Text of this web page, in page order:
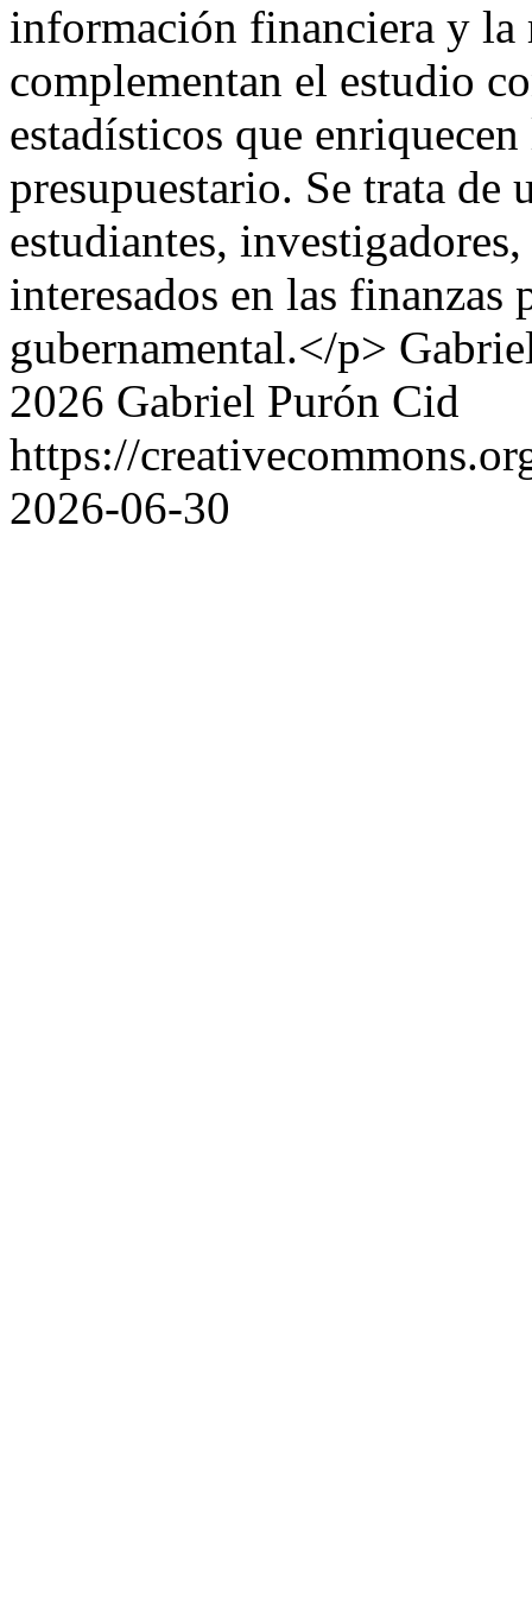
información financiera y la
complementan el estudio
estadísticos que
presupuestario. Se trata de
estudiantes,
interesados en las
gubernamental.</p>
2026 Gabriel Purón Cid
https://
2026-06-30